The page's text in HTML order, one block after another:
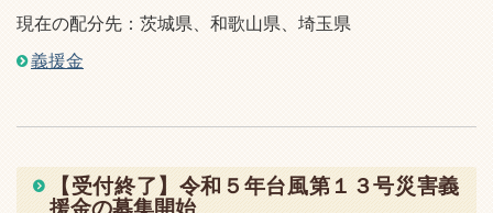
現在の配分先：茨城県、和歌山県、埼玉県
義援金
【受付終了】令和５年台風第１３号災害義